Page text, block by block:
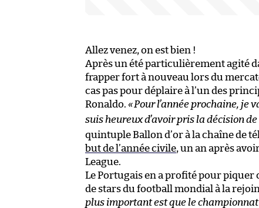
Allez venez, on est bien !
Après un été particulièrement agité
frapper fort à nouveau lors du
cas pas pour déplaire à l’un des
Ronaldo. «Pour l’année prochaine, je
suis heureux d’avoir pris la décision
quintuple Ballon d’or à la chaîne de
but de l’année civile, un an après
League.
Le Portugais en a profité pour
de stars du football mondial à la
plus important est que le